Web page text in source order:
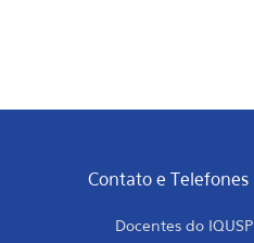
Contato e Telefones
Docentes do IQUSP